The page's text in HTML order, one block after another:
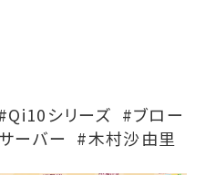
シリーズ #ブロー
ーバー #木村沙由里